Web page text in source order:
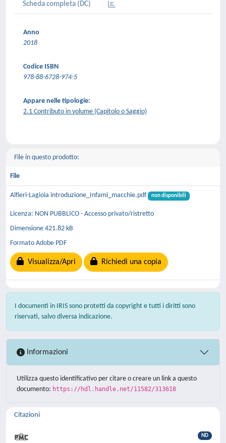
Scheda completa (DC)
Anno
2018
Codice ISBN
978-88-6728-974-5
Appare nelle tipologie:
2.1 Contributo in volume (Capitolo o Saggio)
File in questo prodotto:
File
Alfieri-Lagioia introduzione_Infami_macchie.pdf non disponibili
Licenza: NON PUBBLICO - Accesso privato/ristretto
Dimensione 421.82 kB
Formato Adobe PDF
Visualizza/Apri Richiedi una copia
I documenti in IRIS sono protetti da copyright e tutti i diritti sono
riservati, salvo diversa indicazione.
Informazioni
Utilizza questo identificativo per citare o creare un link a questo
documento: https://hdl.handle.net/11582/313618
Citazioni
ND